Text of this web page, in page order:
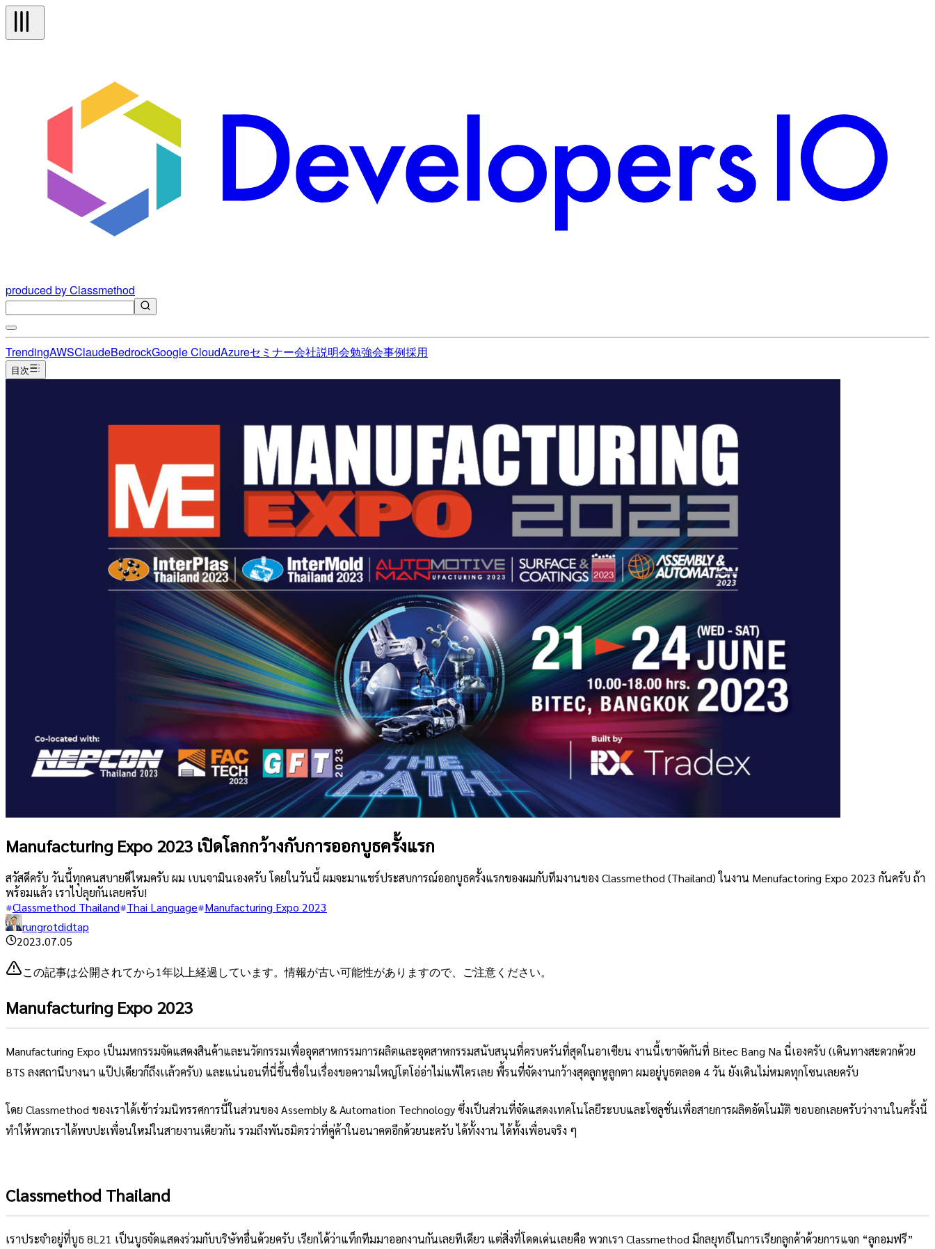
produced by Classmethod
TrendingAWSClaudeBedrockGoogle CloudAzureセミナー会社説明会勉強会事例採用
目次
Manufacturing Expo 2023 เปิดโลกกว้างกับการออกบูธครั้งแรก
สวัสดีครับ วันนี้ทุกคนสบายดีไหมครับ ผม เบนจามินเองครับ โดยในวันนี้ ผมจะมาแชร์ประสบการณ์ออกบูธครั้งแรกของผมกับทีมงานของ Classmethod (Thailand) ในงาน Menufactoring Expo 2023 กันครับ ถ้า
พร้อมแล้ว เราไปลุยกันเลยครับ!
Classmethod Thailand Thai Language Manufacturing Expo 2023
rungrotdidtap
2023.07.05
この記事は公開されてから1年以上経過しています。情報が古い可能性がありますので、ご注意ください。
Manufacturing Expo 2023
Manufacturing Expo เป็นมหกรรมจัดแสดงสินค้าและนวัตกรรมเพื่ออุตสาหกรรมการผลิตและอุตสาหกรรมสนับสนุนที่ครบครันที่สุดในอาเซียน งานนี้เขาจัดกันที่ Bitec Bang Na นี่เองครับ (เดินทางสะดวกด้วย
BTS ลงสถานีบางนา แป๊ปเดียวก็ถึงเเล้วครับ) และแน่นอนที่นี่ขึ้นชื่อในเรื่องขอความใหญ่โตโอ่อ่าไม่แพ้ใครเลย พื้รนที่จัดงานกว้างสุดลูกหูลูกตา ผมอยู่บูธตลอด 4 วัน ยังเดินไม่หมดทุกโซนเลยครับ
โดย Classmethod ของเราได้เข้าร่วมนิทรรศการนี้ในส่วนของ Assembly & Automation Technology ซึ่งเป็นส่วนที่จัดแสดงเทคโนโลยีระบบและโซลูชั่นเพื่อสายการผลิตอัตโนมัติ ขอบอกเลยครับว่างานในครั้งนี้
ทำให้พวกเราได้พบปะเพื่อนใหม่ในสายงานเดียวกัน รวมถึงพันธมิตรว่าที่คู่ค้าในอนาคตอีกด้วยนะครับ ได้ทั้งงาน ได้ทั้งเพื่อนจริง ๆ
Classmethod Thailand
เราประจำอยู่ที่บูธ 8L21 เป็นบูธจัดแสดงร่วมกับบริษัทอื่นด้วยครับ เรียกได้ว่าแท็กทีมมาออกงานกันเลยทีเดียว แต่สิ่งที่โดดเด่นเลยคือ พวกเรา Classmethod มีกลยุทธ์ในการเรียกลูกค้าด้วยการแจก “ลูกอมฟรี”